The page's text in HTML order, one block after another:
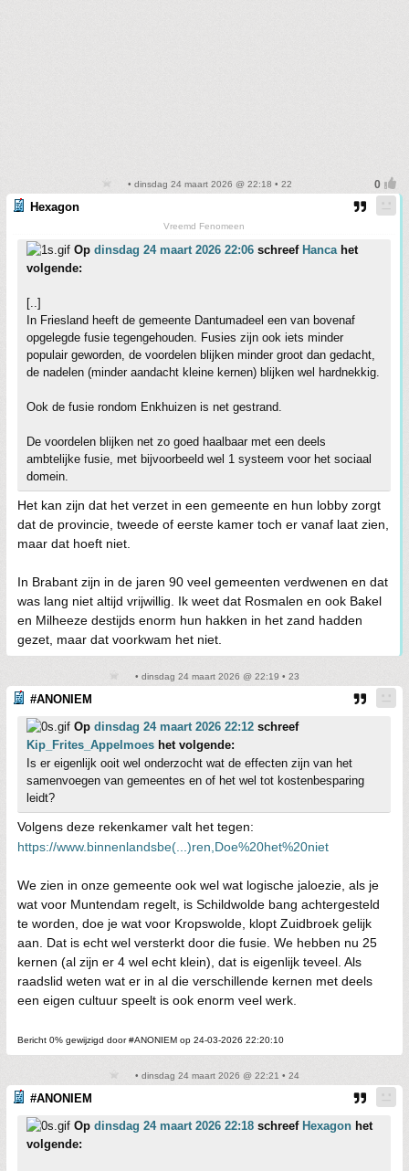
• dinsdag 24 maart 2026 @ 22:18 • 22
Hexagon
Vreemd Fenomeen
Op dinsdag 24 maart 2026 22:06 schreef Hancahet
volgende:
[..]
In Friesland heeft de gemeente Dantumadeel een van bovenaf
opgelegde fusie tegengehouden. Fusies zijn ook iets minder
populair geworden, de voordelen blijken minder groot dan gedacht,
de nadelen (minder aandacht kleine kernen) blijken wel hardnekkig.
Ook de fusie rondom Enkhuizen is net gestrand.
De voordelen blijken net zo goed haalbaar met een deels
ambtelijke fusie, met bijvoorbeeld wel 1 systeem voor het sociaal
domein.
Het kan zijn dat het verzet in een gemeente en hun lobby zorgt
dat de provincie, tweede of eerste kamer toch er vanaf laat zien,
maar dat hoeft niet.
In Brabant zijn in de jaren 90 veel gemeenten verdwenen en dat
was lang niet altijd vrijwillig. Ik weet dat Rosmalen en ook Bakel
en Milheeze destijds enorm hun hakken in het zand hadden
gezet, maar dat voorkwam het niet.
• dinsdag 24 maart 2026 @ 22:19 • 23
#ANONIEM
Op dinsdag 24 maart 2026 22:12 schreef
Kip_Frites_Appelmoes het volgende:
Is er eigenlijk ooit wel onderzocht wat de effecten zijn van het
samenvoegen van gemeentes en of het wel tot kostenbesparing
leidt?
Volgens deze rekenkamer valt het tegen:
https://www.binnenlandsbe(...)ren,Doe%20het%20niet
We zien in onze gemeente ook wel wat logische jaloezie, als je
wat voor Muntendam regelt, is Schildwolde bang achtergesteld
te worden, doe je wat voor Kropswolde, klopt Zuidbroek gelijk
aan. Dat is echt wel versterkt door die fusie. We hebben nu 25
kernen (al zijn er 4 wel echt klein), dat is eigenlijk teveel. Als
raadslid weten wat er in al die verschillende kernen met deels
een eigen cultuur speelt is ook enorm veel werk.
Bericht 0% gewijzigd door #ANONIEM op 24-03-2026 22:20:10
• dinsdag 24 maart 2026 @ 22:21 • 24
#ANONIEM
Op dinsdag 24 maart 2026 22:18 schreef Hexagon het
volgende: